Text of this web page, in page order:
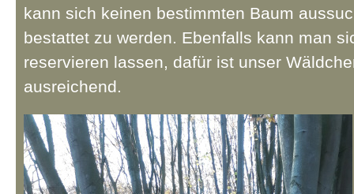
kann sich keinen bestimmten Baum
bestattet zu werden. Ebenfalls kann man
reservieren lassen, dafür ist unser
ausreichend.